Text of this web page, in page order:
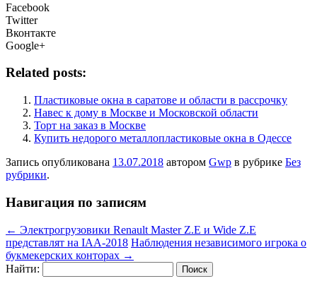
Facebook
Twitter
Вконтакте
Google+
Related posts:
Пластиковые окна в саратове и области в рассрочку
Навес к дому в Москве и Московской области
Торт на заказ в Москве
Купить недорого металлопластиковые окна в Одессе
Запись опубликована 13.07.2018 автором Gwp в рубрике Без
рубрики.
Навигация по записям
← Электрогрузовики Renault Master Z.E и Wide Z.E
представлят на IAA-2018 Наблюдения независимого игрока о
букмекерских конторах →
Найти: